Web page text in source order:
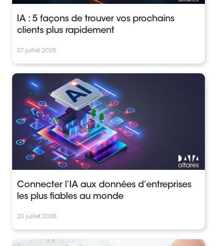
IA : 5 façons de trouver vos prochains
clients plus rapidement
27 juillet 2026
Connecter l’IA aux données d’entreprises
les plus fiables au monde
20 juillet 2026